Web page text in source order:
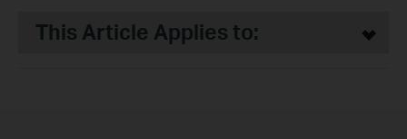
This Article Applies to: